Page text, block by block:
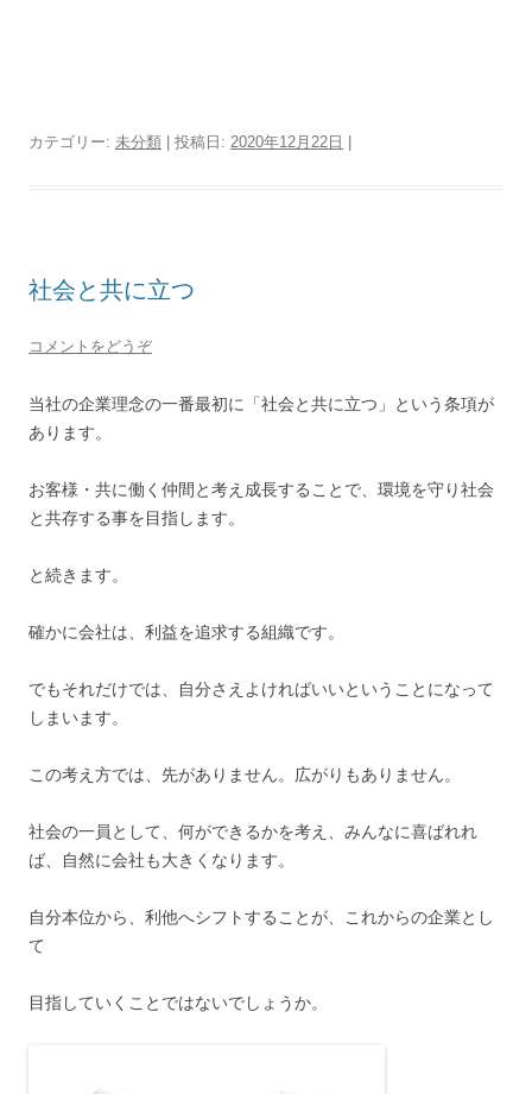
カテゴリー: 未分類 | 投稿日: 2020年12月22日
社会と共に立つ
コメントをどうぞ
当社の企業理念の一番最初に「社会と共に立つ」という条項が
あります。
お客様・共に働く仲間と考え成長することで、環境を守り社会
と共存する事を目指します。
と続きます。
確かに会社は、利益を追求する組織です。
でもそれだけでは、自分さえよければいいということになって
しまいます。
この考え方では、先がありません。広がりもありません。
社会の一員として、何ができるかを考え、みんなに喜ばれれ
ば、自然に会社も大きくなります。
自分本位から、利他へシフトすることが、これからの企業とし
て
目指していくことではないでしょうか。